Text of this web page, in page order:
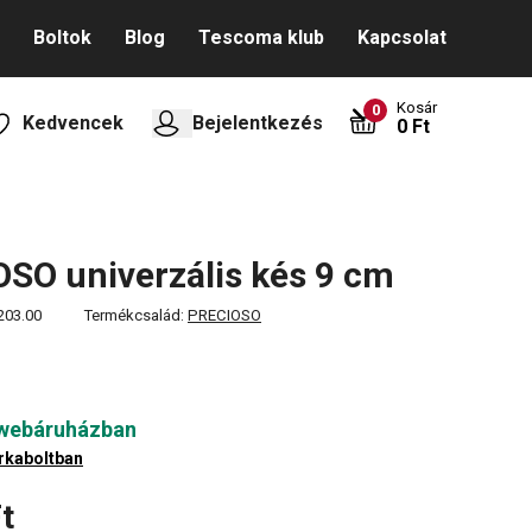
Boltok Blog Tescoma klub Kapcsolat
Kedvencek Bejelentkezés
0 Kosár
0 Ft
univerzális kés 9 cm
Termékcsalád: PRECIOSO